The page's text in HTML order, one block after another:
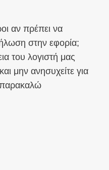
αν πρέπει να
στην εφορία;
του λογιστή μας
μην ανησυχείτε για
παρακαλώ